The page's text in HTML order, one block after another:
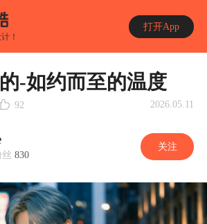
！
打开App
-如约而至的温度
92 2026.05.11
丝 830
关注